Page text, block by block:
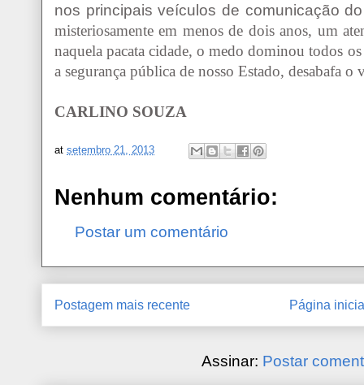
nos principais veículos de comunicação
misteriosamente em menos de dois anos, um
naquela pacata cidade, o medo dominou todos
a segurança pública de nosso Estado, desabafa
CARLINO SOUZA
at setembro 21, 2013
Nenhum comentário:
Postar um comentário
Postagem mais recente Página
Assinar: Postar